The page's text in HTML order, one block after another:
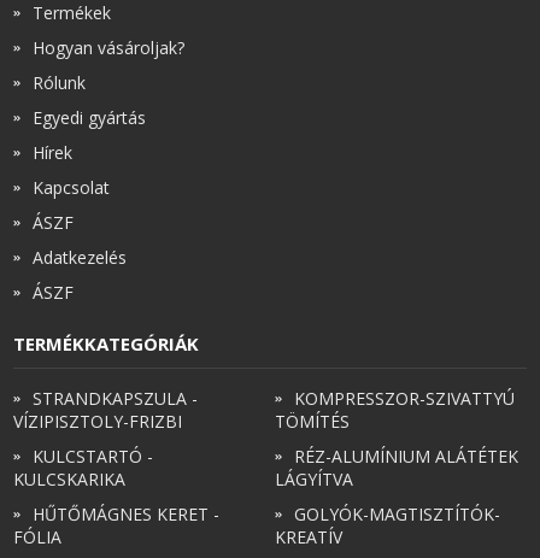
Termékek
Hogyan vásároljak?
Rólunk
Egyedi gyártás
Hírek
Kapcsolat
ÁSZF
Adatkezelés
ÁSZF
TERMÉKKATEGÓRIÁK
STRANDKAPSZULA -
VÍZIPISZTOLY-FRIZBI
KULCSTARTÓ -
KULCSKARIKA
HŰTŐMÁGNES KERET -
FÓLIA
KOMPRESSZOR-SZIVATTYÚ
TÖMÍTÉS
RÉZ-ALUMÍNIUM ALÁTÉTEK
LÁGYÍTVA
GOLYÓK-MAGTISZTÍTÓK-
KREATÍV